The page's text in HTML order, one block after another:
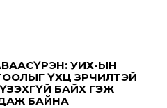
УИХ-ЫН
ҮХЦ ЗӨРЧИЛТЭЙ
БАЙХ ГЭЖ
БАЙНА